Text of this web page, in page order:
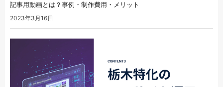
記事用動画とは？事例・制作費用・メリット
2023年3月16日